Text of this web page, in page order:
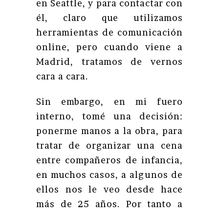
en Seattle, y para contactar con
él, claro que utilizamos
herramientas de comunicación
online, pero cuando viene a
Madrid, tratamos de vernos
cara a cara.
Sin embargo, en mi fuero
interno, tomé una decisión:
ponerme manos a la obra, para
tratar de organizar una cena
entre compañeros de infancia,
en muchos casos, a algunos de
ellos nos le veo desde hace
más de 25 años. Por tanto a